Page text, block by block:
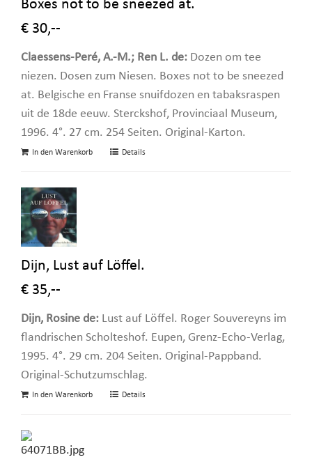
Boxes not to be sneezed at.
€ 30,--
Claessens-Peré, A.-M.; Ren L. de: Dozen om tee
niezen. Dosen zum Niesen. Boxes not to be sneezed
at. Belgische en Franse snuifdozen en tabaksraspen
uit de 18de eeuw. Sterckshof, Provinciaal Museum,
1996. 4°. 27 cm. 254 Seiten. Original-Karton.
In den Warenkorb Details
Dijn, Lust auf Löffel.
€ 35,--
Dijn, Rosine de: Lust auf Löffel. Roger Souvereyns im
flandrischen Scholteshof. Eupen, Grenz-Echo-Verlag,
1995. 4°. 29 cm. 204 Seiten. Original-Pappband.
Original-Schutzumschlag.
In den Warenkorb Details